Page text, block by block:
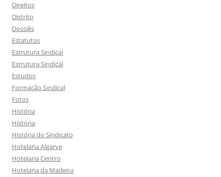
Direitos
Distrito
Dossiês
Estatutos
Estrutura Sindical
Estrutura Sindical
Estudos
Formação Sindical
Fotos
História
História
História do Sindicato
Hotelaria Algarve
Hotelaria Centro
Hotelaria da Madeira